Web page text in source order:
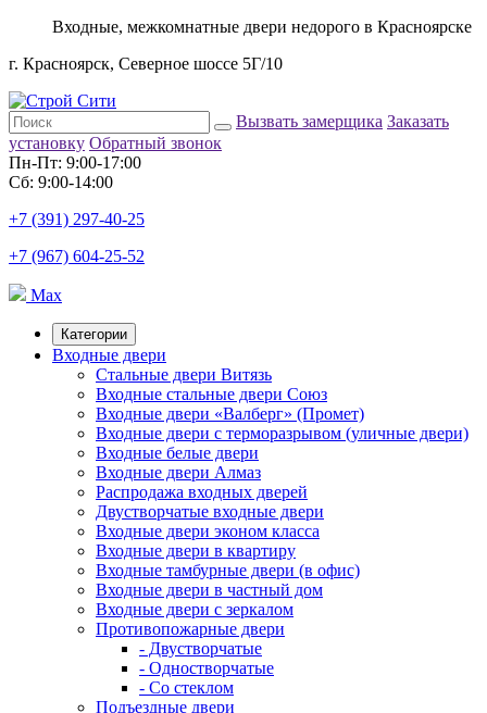
Входные, межкомнатные двери недорого в Красноярске
г. Красноярск, Северное шоссе 5Г/10
Вызвать замерщика Заказать
установку Обратный звонок
Пн-Пт: 9:00-17:00
Сб: 9:00-14:00
+7 (391) 297-40-25
+7 (967) 604-25-52
Max
Категории
Входные двери
Стальные двери Витязь
Входные стальные двери Союз
Входные двери «Валберг» (Промет)
Входные двери с терморазрывом (уличные двери)
Входные белые двери
Входные двери Алмаз
Распродажа входных дверей
Двустворчатые входные двери
Входные двери эконом класса
Входные двери в квартиру
Входные тамбурные двери (в офис)
Входные двери в частный дом
Входные двери с зеркалом
Противопожарные двери
- Двустворчатые
- Одностворчатые
- Со стеклом
Подъездные двери